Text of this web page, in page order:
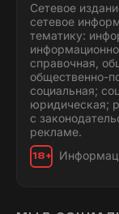
Сетевое
сетевое
тематику:
справочная,
общественно-
социальная;
юридическая;
с
рекламе.
18+